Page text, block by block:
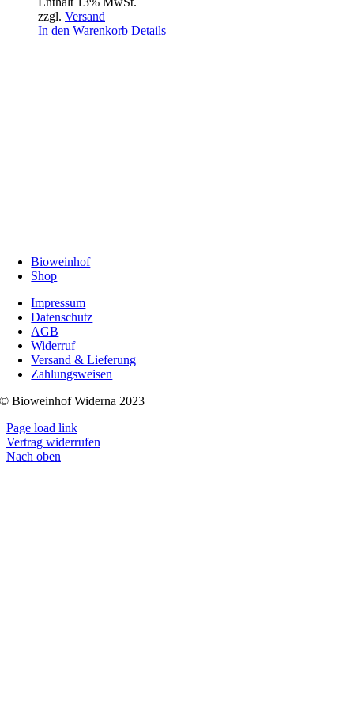
zzgl. Versand
In den Warenkorb Details
Bioweinhof
Shop
Impressum
Datenschutz
AGB
Widerruf
Versand & Lieferung
Zahlungsweisen
© Bioweinhof Widerna 2023
Page load link
Vertrag widerrufen
Nach oben